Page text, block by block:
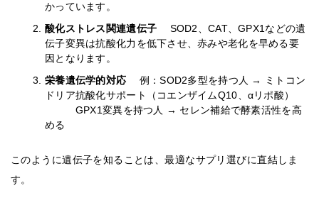
かっています。
酸化ストレス関連遺伝子
SOD2、CAT、GPX1などの遺
伝子変異は抗酸化力を低下させ、赤みや老化を早める要
因となります。
栄養遺伝学的対応
例：SOD2多型を持つ人 → ミトコン
ドリア抗酸化サポート（コエンザイムQ10、αリポ酸）
GPX1変異を持つ人 → セレン補給で酵素活性を高
める
このように遺伝子を知ることは、最適なサプリ選びに直結しま
す。